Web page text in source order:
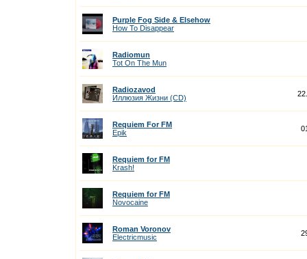
Purple Fog Side & Elsehow
How To Disappear
Radiomun
Tot On The Mun
Radiozavod
Иллюзия Жизни (CD)
Requiem For FM
Epik
Requiem for FM
Krash!
Requiem for FM
Novocaine
Roman Voronov
Electricmusic